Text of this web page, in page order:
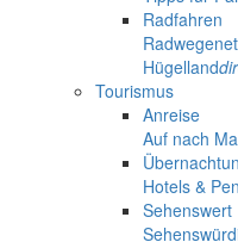
Radfahren
Hügelland
Tourismus
Anreise
Auf nach
Hotels &
Sehenswert